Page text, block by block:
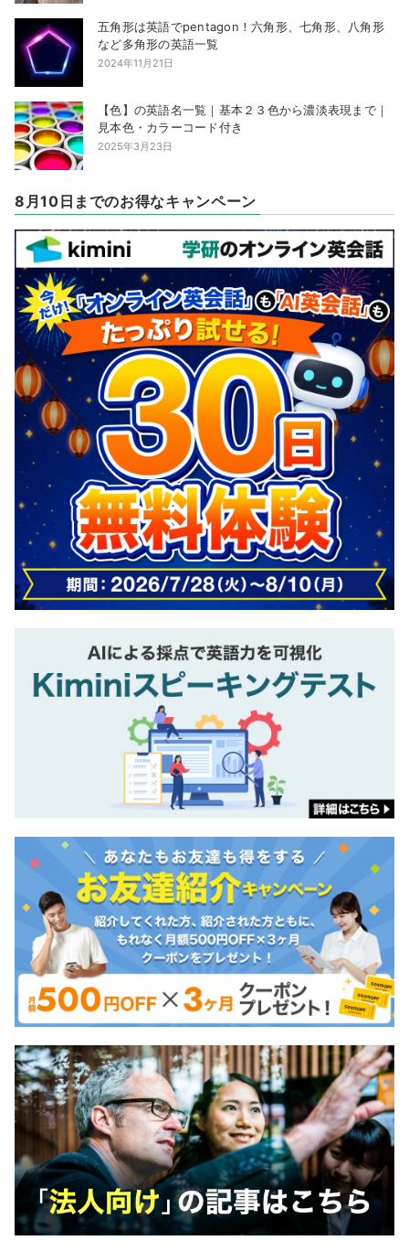
五角形は英語でpentagon！六角形、七角形、八角形
など多角形の英語一覧
2024年11月21日
【色】の英語名一覧｜基本２３色から濃淡表現まで｜
見本色・カラーコード付き
2025年3月23日
8月10日までのお得なキャンペーン